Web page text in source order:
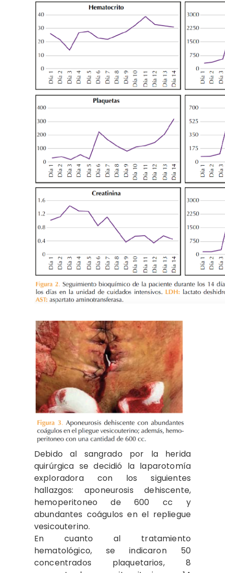
Debido al sangrado por la herida
quirúrgica se decidió la laparotomía
exploradora con los siguientes
hallazgos: aponeurosis dehiscente,
hemoperitoneo de 600 cc y
abundantes coágulos en el repliegue
vesicouterino.
En cuanto al tratamiento
hematológico, se indicaron 50
concentrados plaquetarios, 8